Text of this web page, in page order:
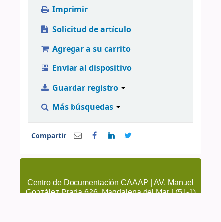
Imprimir
Solicitud de artículo
Agregar a su carrito
Enviar al dispositivo
Guardar registro
Más búsquedas
Compartir
Centro de Documentación CAAAP | AV. Manuel
González Prada 626, Magdalena del Mar | (51-1)